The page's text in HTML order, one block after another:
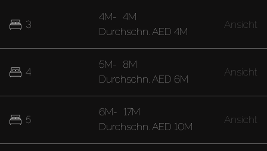
3
4
5
4M- 4M
Durchschn. AED 4M
Ansicht
5M- 8M
Durchschn. AED 6M
Ansicht
6M- 17M
Durchschn. AED 10M
Ansicht